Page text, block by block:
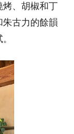
烤、胡椒和丁
古力的餘韻